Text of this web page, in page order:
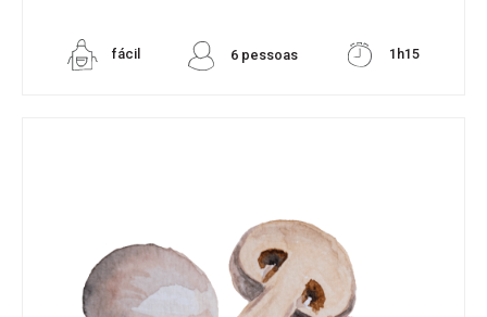
fácil 6 pessoas 1h15